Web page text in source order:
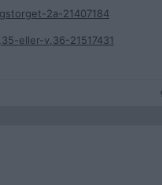
2a-21407184
eller-v,36-21517431